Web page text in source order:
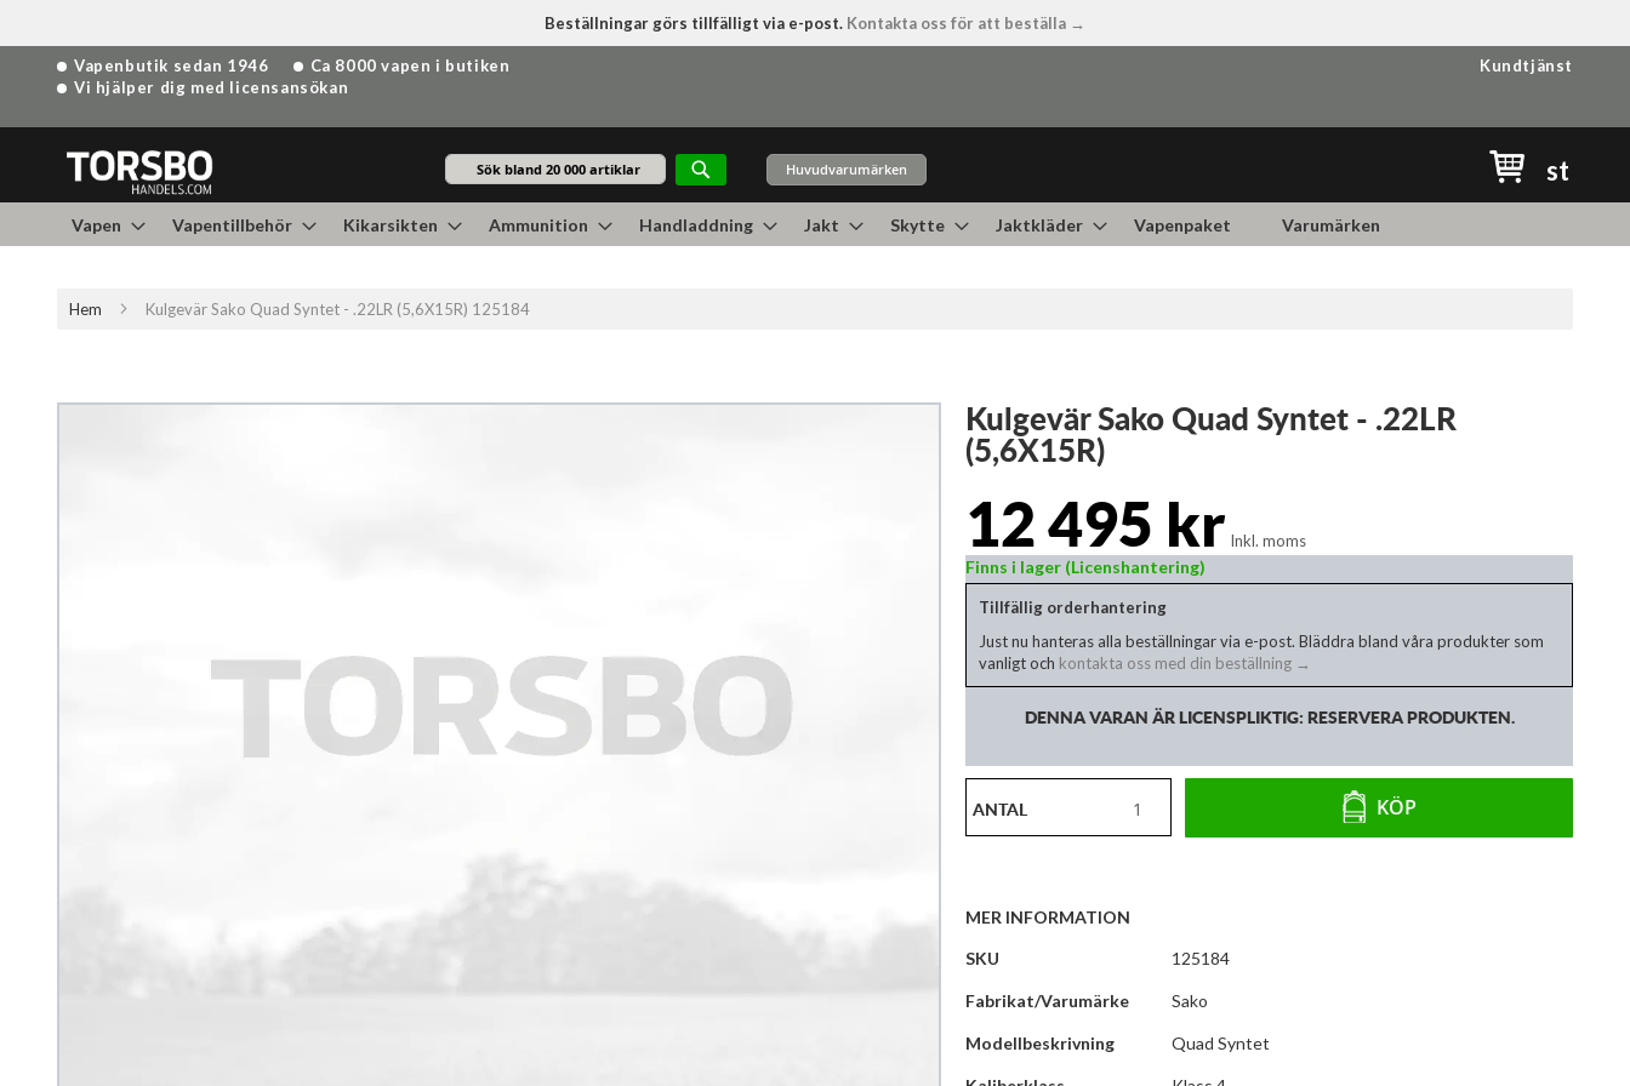
Beställningar görs tillfälligt via e-post. Kontakta oss för att beställa →
Hoppa
till
Vapenbutik sedan 1946
Ca 8000 vapen i butiken
Vi hjälper dig med licensansökan
Kundtjänst
Sök
Huvudvarumärken st
Vapen Vapentillbehör Kikarsikten Ammunition Handladdning Jakt Skytte Jaktkläder Vapenpaket Varumärken
Hem Kulgevär Sako Quad Syntet - .22LR (5,6X15R) 125184
Kulgevär Sako Quad Syntet - .22LR
(5,6X15R)
12 495 kr Inkl. moms
Finns i lager (Licenshantering)
Tillfällig orderhantering
Just nu hanteras alla beställningar via e-post. Bläddra bland våra produkter som
vanligt och kontakta oss med din beställning →
DENNA VARAN ÄR LICENSPLIKTIG: RESERVERA PRODUKTEN.
ANTAL KÖP
MER INFORMATION
Mer
SKU 125184
Fabrikat/Varumärke Sako
Modellbeskrivning Quad Syntet